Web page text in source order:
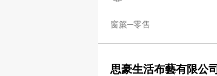
窗簾─零售
思豪生活布藝有限公司